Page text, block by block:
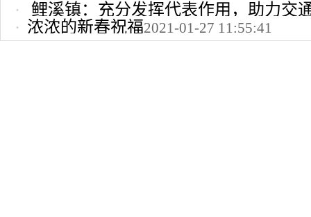
鲤溪镇：充分发挥代表作用，助力交
2022-10-24 12:09:37
浓浓的新春祝福2021-01-27 11:55:41